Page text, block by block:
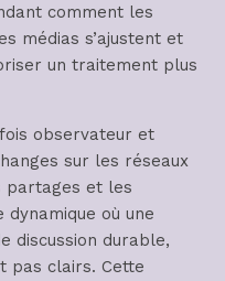
comment les
médias s’ajustent et
un traitement plus
observateur et
sur les réseaux
partages et les
où une
discussion durable,
pas clairs. Cette